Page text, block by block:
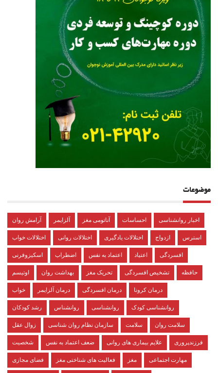
موضوعات
آرامش روان آلزایمر آناتومی مغز احساسات اخبار روانشناسی
اختلالات خواب اختلالات روانی اختلالات یادگیری ازدواج استرس
اسکیزوفرنی اضطراب اعتماد به نفس اعتیاد افسردگی
اوتیسم بهداشت روان تحریک مغز تشخیص افسردگی حافظه
خواب درمان آلزایمر درمان افسردگی درمان کرونا
رشد کودکان روانشناس روانشناسی روانشناسی کودک
زوال عقل سازمان نظام روان شناسی سلامت سلامت روان
شخصیت ضعف اعتماد به نفس علایم بیماری های روانی فرزندپروری
فضای مجازی فعالیت های شناختی مغز مغز مهارت اجتماعی